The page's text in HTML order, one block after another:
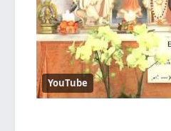
YouTube